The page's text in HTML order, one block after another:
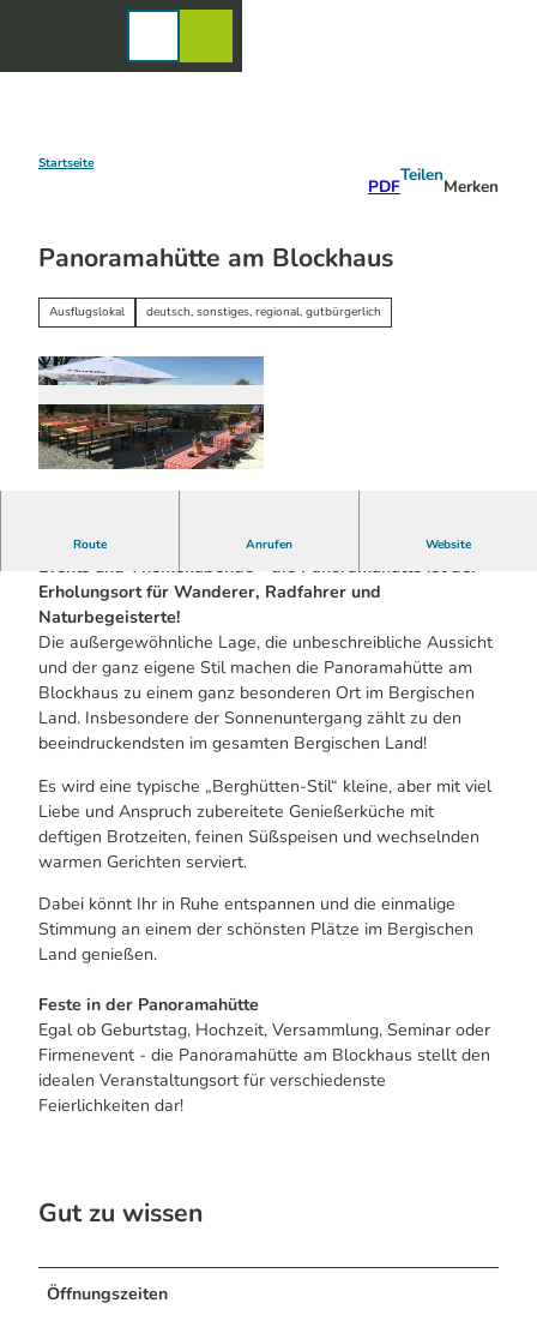
Startseite
PDF
Teilen
Merken
Panoramahütte am Blockhaus
Ausflugslokal deutsch, sonstiges, regional, gutbürgerlich
Route Anrufen Website
Leckeres Essen, unvergessliche Sonnenuntergänge oder
Events und Themenabende - die Panoramahütte ist der
Erholungsort für Wanderer, Radfahrer und
Naturbegeisterte!
Die außergewöhnliche Lage, die unbeschreibliche Aussicht
und der ganz eigene Stil machen die Panoramahütte am
Blockhaus zu einem ganz besonderen Ort im Bergischen
Land. Insbesondere der Sonnenuntergang zählt zu den
beeindruckendsten im gesamten Bergischen Land!
Es wird eine typische „Berghütten-Stil“ kleine, aber mit viel
Liebe und Anspruch zubereitete Genießerküche mit
deftigen Brotzeiten, feinen Süßspeisen und wechselnden
warmen Gerichten serviert.
Dabei könnt Ihr in Ruhe entspannen und die einmalige
Stimmung an einem der schönsten Plätze im Bergischen
Land genießen.
Feste in der Panoramahütte
Egal ob Geburtstag, Hochzeit, Versammlung, Seminar oder
Firmenevent - die Panoramahütte am Blockhaus stellt den
idealen Veranstaltungsort für verschiedenste
Feierlichkeiten dar!
Gut zu wissen
Öffnungszeiten